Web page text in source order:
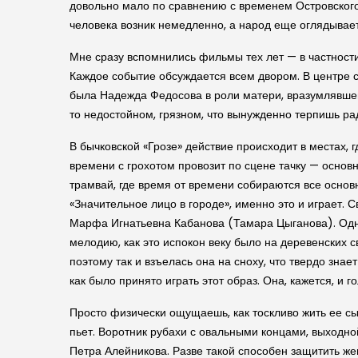
довольно мало по сравнению с временем
человека возник немедленно, а народ еще
Мне сразу вспомнились фильмы тех лет — в
Каждое событие обсуждается всем двором. В центре
была Надежда Федосова в роли матери,
то недостойном, грязном, что вынужденно терпишь
В бычковской «Грозе» действие происходит в
времени с грохотом провозит по сцене тачку —
трамвай, где время от времени собираются все
«Значительное лицо в городе», именно это и
Марфа Игнатьевна Кабанова (Тамара Цыганова).
мелодию, как это испокон веку было на
поэтому так и взъелась она на сноху, что твердо
как было принято играть этот образ. Она, кажется, и
Просто физически ощущаешь, как тоскливо жить ее
пьет. Воротник рубахи с овальными концами,
Петра Алейникова. Разве такой способен защитить